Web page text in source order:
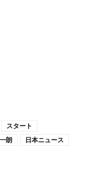
スタート
朗
日本ニュース